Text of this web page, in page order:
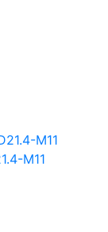
M11